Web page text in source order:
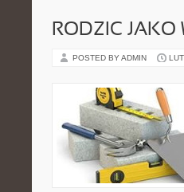
RODZIC JAKO
POSTED BY ADMIN